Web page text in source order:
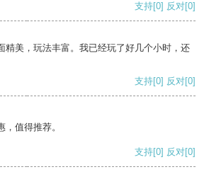
支持[0] 反对[0]
精美，玩法丰富。我已经玩了好几个小时，还
支持[0] 反对[0]
值得推荐。
支持[0] 反对[0]